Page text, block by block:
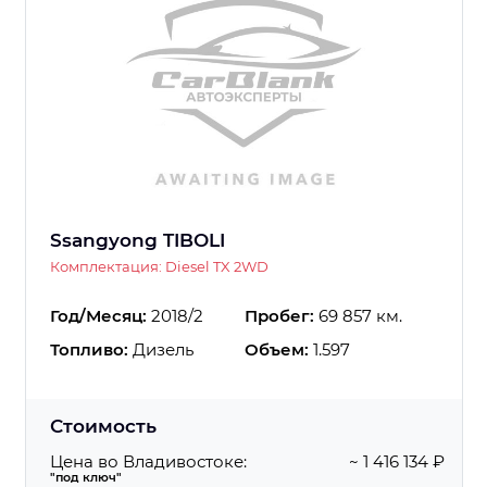
Ssangyong TIBOLI
Комплектация: Diesel TX 2WD
Год/Месяц: 2018/2 Пробег: 69 857 км.
Топливо: Дизель Объем: 1.597
Стоимость
Цена во Владивостоке:
"под ключ"
~ 1 416 134 ₽